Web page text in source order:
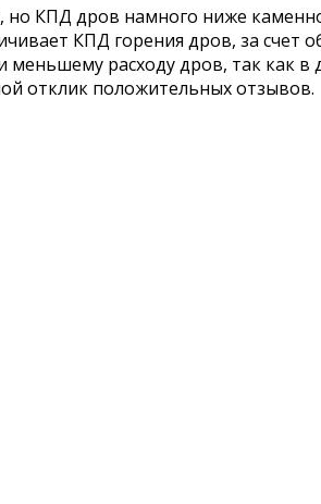
КПД дров намного ниже
КПД горения дров, за
меньшему расходу дров, так как
отклик положительных отзывов.